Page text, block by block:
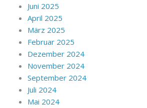
Juni 2025
April 2025
März 2025
Februar 2025
Dezember 2024
November 2024
September 2024
Juli 2024
Mai 2024